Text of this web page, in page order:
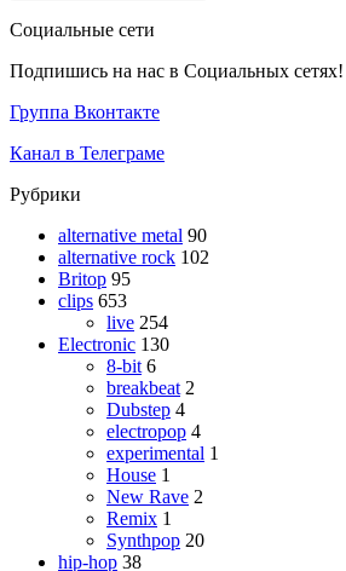
Социальные сети
Подпишись на нас в Социальных сетях!
Группа Вконтакте
Канал в Телеграме
Рубрики
alternative metal 90
alternative rock 102
Britop 95
clips 653
live 254
Electronic 130
8-bit 6
breakbeat 2
Dubstep 4
electropop 4
experimental 1
House 1
New Rave 2
Remix 1
Synthpop 20
hip-hop 38